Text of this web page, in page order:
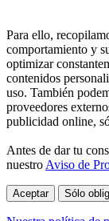
Para ello,
comportamiento y
optimizar
contenidos
uso. También
proveedores
publicidad online,
Antes de dar tu
nuestro Aviso de
Aceptar Sólo